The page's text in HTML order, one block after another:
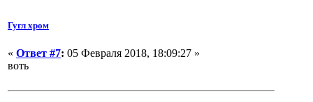
Гугл хром
« Ответ #7: 05 Февраля 2018, 18:09:27 »
воть